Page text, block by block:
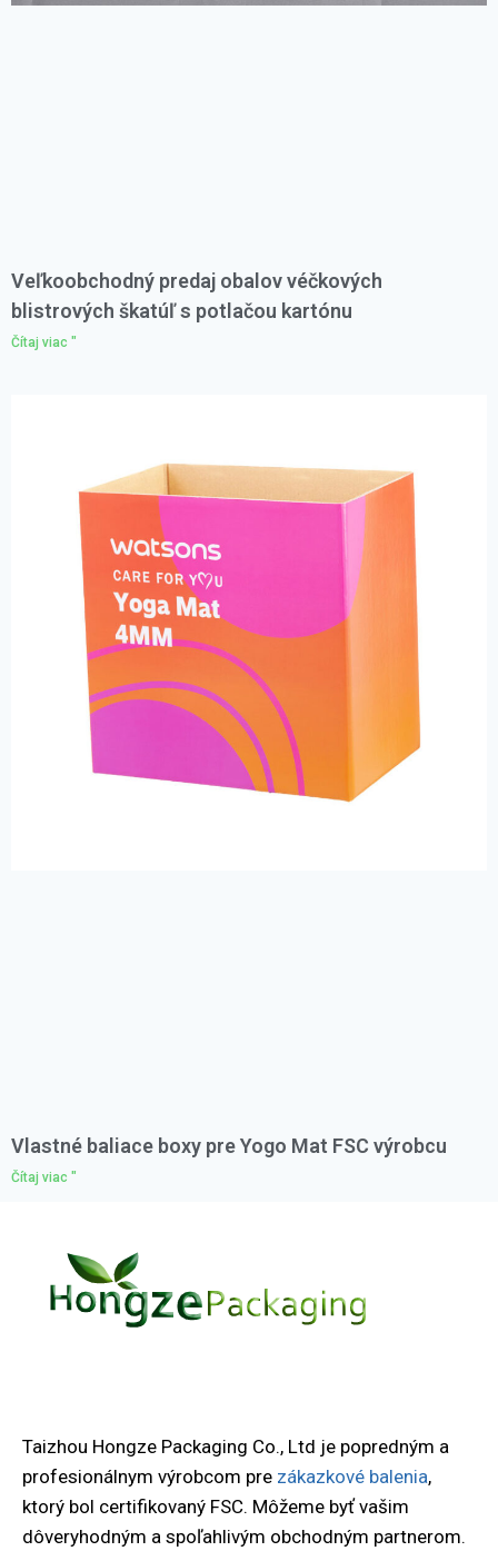
Veľkoobchodný predaj obalov véčkových
blistrových škatúľ s potlačou kartónu
Čítaj viac "
Vlastné baliace boxy pre Yogo Mat FSC výrobcu
Čítaj viac "
Taizhou Hongze Packaging Co., Ltd je popredným a
profesionálnym výrobcom pre zákazkové balenia,
ktorý bol certifikovaný FSC. Môžeme byť vašim
dôveryhodným a spoľahlivým obchodným partnerom.